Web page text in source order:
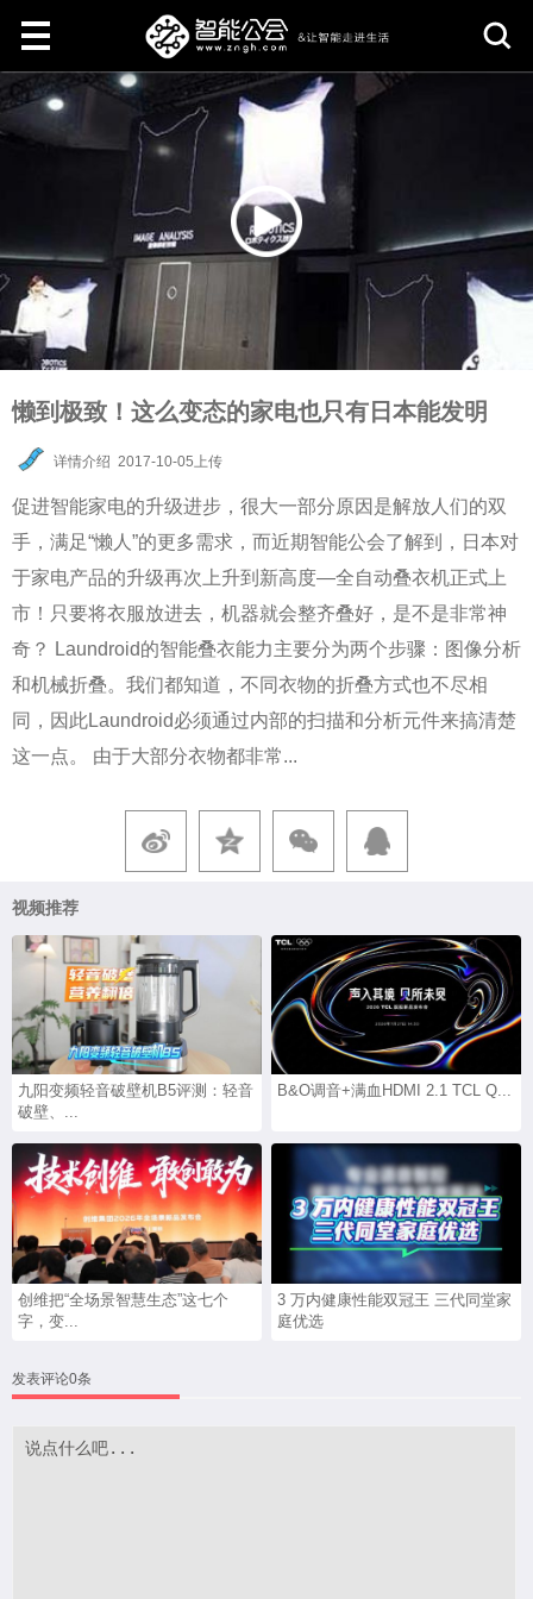
懒到极致！这么变态的家电也只有日本能发明
详情介绍 2017-10-05上传
促进智能家电的升级进步，很大一部分原因是解放人们的双
手，满足“懒人”的更多需求，而近期智能公会了解到，日本对
于家电产品的升级再次上升到新高度—全自动叠衣机正式上
市！只要将衣服放进去，机器就会整齐叠好，是不是非常神
奇？ Laundroid的智能叠衣能力主要分为两个步骤：图像分析
和机械折叠。我们都知道，不同衣物的折叠方式也不尽相
同，因此Laundroid必须通过内部的扫描和分析元件来搞清楚
这一点。 由于大部分衣物都非常...
视频推荐
九阳变频轻音破壁机B5评测：轻音
破壁、...
B&O调音+满血HDMI 2.1 TCL Q...
创维把“全场景智慧生态”这七个
字，变...
3 万内健康性能双冠王 三代同堂家
庭优选
发表评论0条